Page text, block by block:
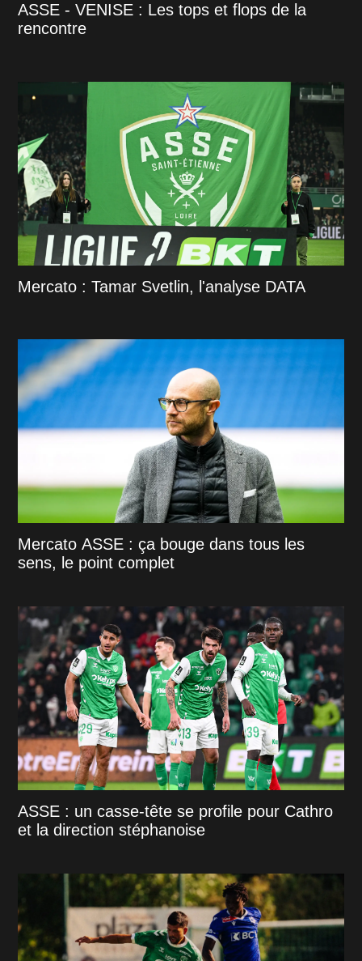
ASSE - VENISE : Les tops et flops de la
rencontre
Mercato : Tamar Svetlin, l'analyse DATA
Mercato ASSE : ça bouge dans tous les
sens, le point complet
ASSE : un casse-tête se profile pour Cathro
et la direction stéphanoise